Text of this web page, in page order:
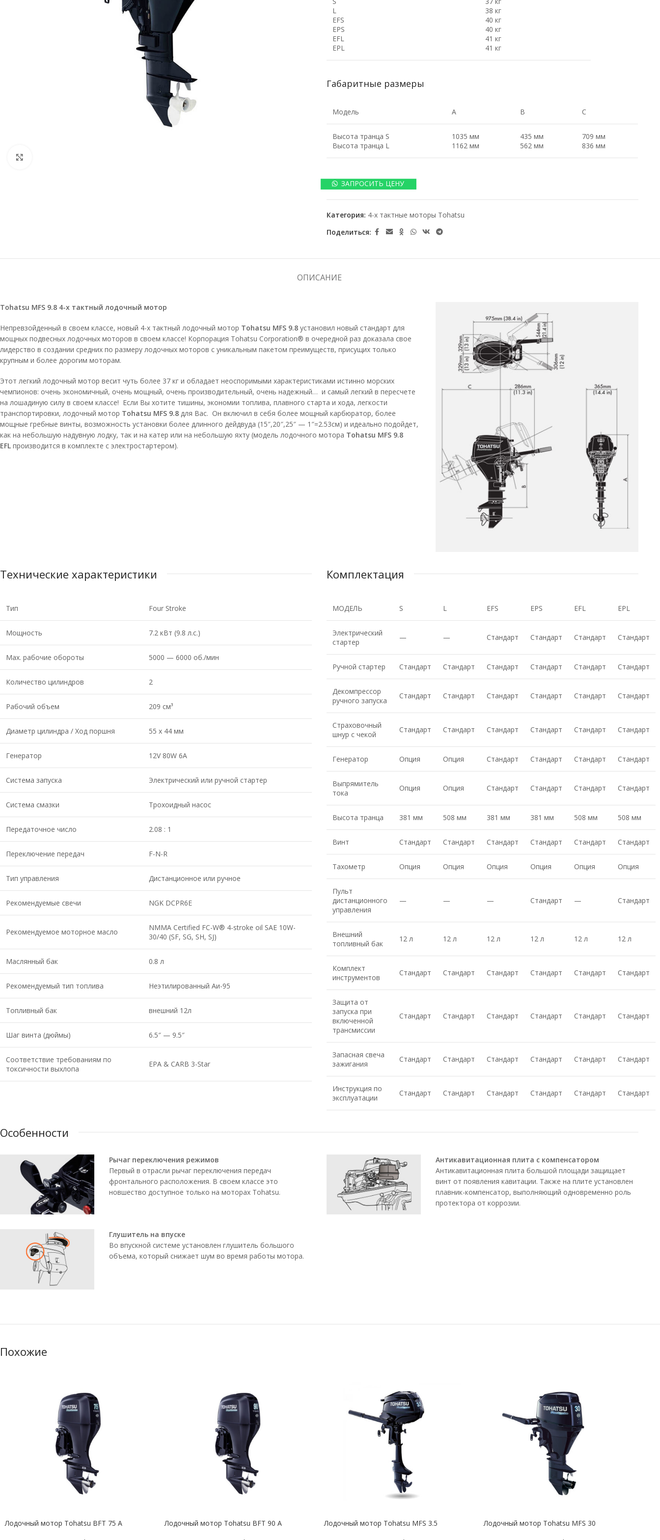
L
EFS
EPS
EFL
EPL
38 кг
40 кг
40 кг
41 кг
41 кг
Габаритные размеры
Модель A B C
Высота транца S
Высота транца L
1035 мм
1162 мм
435 мм
562 мм
709 мм
836 мм
ЗАПРОСИТЬ ЦЕНУ
Категория: 4-х тактные моторы Tohatsu
Поделиться:
ОПИСАНИЕ
Tohatsu MFS 9.8 4-х тактный лодочный мотор
Непревзойденный в своем классе, новый 4-х тактный лодочный мотор Tohatsu MFS 9.8 установил новый стандарт для
мощных подвесных лодочных моторов в своем классе! Корпорация Tohatsu Corporation® в очередной раз доказала свое
лидерство в создании средних по размеру лодочных моторов с уникальным пакетом преимуществ, присущих только
крупным и более дорогим моторам.
Этот легкий лодочный мотор весит чуть более 37 кг и обладает неоспоримыми характеристиками истинно морских
чемпионов: очень экономичный, очень мощный, очень производительный, очень надежный… и самый легкий в пересчете
на лошадиную силу в своем классе! Если Вы хотите тишины, экономии топлива, плавного старта и хода, легкости
транспортировки, лодочный мотор Tohatsu MFS 9.8 для Вас. Он включил в себя более мощный карбюратор, более
мощные гребные винты, возможность установки более длинного дейдвуда (15″,20″,25″ — 1″=2.53см) и идеально подойдет,
как на небольшую надувную лодку, так и на катер или на небольшую яхту (модель лодочного мотора Tohatsu MFS 9.8
EFL производится в комплекте с электростартером).
Технические характеристики
Тип Four Stroke
Мощность 7.2 кВт (9.8 л.с.)
Мах. рабочие обороты 5000 — 6000 об./мин
Количество цилиндров 2
Рабочий объем 209 см³
Диаметр цилиндра / Ход поршня 55 x 44 мм
Генератор 12V 80W 6A
Система запуска Электрический или ручной стартер
Система смазки Трохоидный насос
Передаточное число 2.08 : 1
Переключение передач F-N-R
Тип управления Дистанционное или ручное
Рекомендуемые свечи NGK DCPR6E
Рекомендуемое моторное масло
NMMA Certified FC-W® 4-stroke oil SAE 10W-
30/40 (SF, SG, SH, SJ)
Маслянный бак 0.8 л
Рекомендуемый тип топлива Неэтилированный Аи-95
Топливный бак внешний 12л
Шаг винта (дюймы) 6.5″ — 9.5″
Соответствие требованиям по
токсичности выхлопа
EPA & CARB 3-Star
Комплектация
МОДЕЛЬ S L EFS EPS EFL EPL
Электрический
стартер
— — Стандарт Стандарт Стандарт Стандарт
Ручной стартер Стандарт Стандарт Стандарт Стандарт Стандарт Стандарт
Декомпрессор
ручного запуска
Стандарт Стандарт Стандарт Стандарт Стандарт Стандарт
Страховочный
шнур с чекой
Стандарт Стандарт Стандарт Стандарт Стандарт Стандарт
Генератор Опция Опция Стандарт Стандарт Стандарт Стандарт
Выпрямитель
тока
Опция Опция Стандарт Стандарт Стандарт Стандарт
Высота транца 381 мм 508 мм 381 мм 381 мм 508 мм 508 мм
Винт Стандарт Стандарт Стандарт Стандарт Стандарт Стандарт
Тахометр Опция Опция Опция Опция Опция Опция
Пульт
дистанционного
управления
— — — Стандарт — Стандарт
Внешний
топливный бак
12 л 12 л 12 л 12 л 12 л 12 л
Комплект
инструментов
Стандарт Стандарт Стандарт Стандарт Стандарт Стандарт
Защита от
запуска при
включенной
трансмиссии
Стандарт Стандарт Стандарт Стандарт Стандарт Стандарт
Запасная свеча
зажигания
Стандарт Стандарт Стандарт Стандарт Стандарт Стандарт
Инструкция по
эксплуатации
Стандарт Стандарт Стандарт Стандарт Стандарт Стандарт
Особенности
Рычаг переключения режимов
Первый в отрасли рычаг переключения передач
фронтального расположения. В своем классе это
новшество доступное только на моторах Tohatsu.
Антикавитационная плита с компенсатором
Антикавитационная плита большой площади защищает
винт от появления кавитации. Также на плите установлен
плавник-компенсатор, выполняющий одновременно роль
протектора от коррозии.
Глушитель на впуске
Во впускной системе установлен глушитель большого
объема, который снижает шум во время работы мотора.
Похожие
Лодочный мотор Tohatsu BFT 75 A Лодочный мотор Tohatsu BFT 90 A Лодочный мотор Tohatsu MFS 3.5 Лодочный мотор Tohatsu MFS 30